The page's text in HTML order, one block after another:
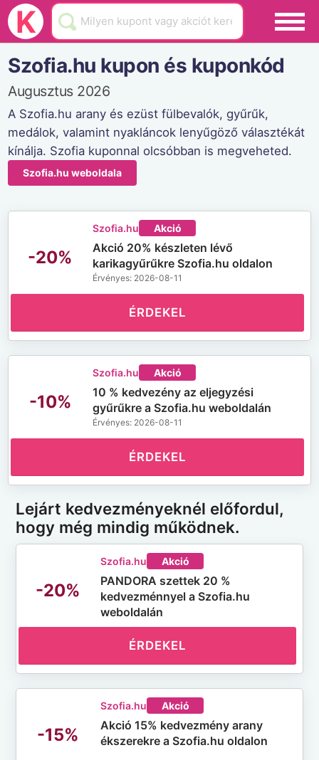
K
Black Friday
Hamarosan lejár
Üzletek
Blog
Akciók
Szofia.hu kupon és kuponkód
Augusztus 2026
A Szofia.hu arany és ezüst fülbevalók, gyűrűk,
medálok, valamint nyakláncok lenyűgöző választékát
kínálja. Szofia kuponnal olcsóbban is megveheted.
Szofia.hu weboldala
-20%
Szofia.hu Akció
Akció 20% készleten lévő
karikagyűrűkre Szofia.hu oldalon
Érvényes: 2026-08-11
ÉRDEKEL
-10%
Szofia.hu Akció
10 % kedvezény az eljegyzési
gyűrűkre a Szofia.hu weboldalán
Érvényes: 2026-08-11
ÉRDEKEL
Lejárt kedvezményeknél előfordul,
hogy még mindig működnek.
-20%
Szofia.hu Akció
PANDORA szettek 20 %
kedvezménnyel a Szofia.hu
weboldalán
ÉRDEKEL
-15%
Szofia.hu Akció
Akció 15% kedvezmény arany
ékszerekre a Szofia.hu oldalon